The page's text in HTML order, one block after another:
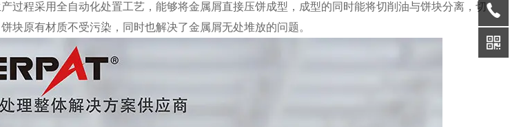
过程采用全自动化处置工艺，能够将金属屑直接压饼成型，成型的同时能将切削油与饼块分离，切
块原有材质不受污染，同时也解决了金属屑无处堆放的问题。